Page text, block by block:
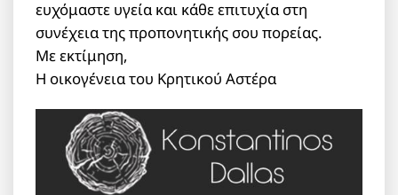
ευχόμαστε υγεία και κάθε επιτυχία στη
συνέχεια της προπονητικής σου πορείας.
Με εκτίμηση,
Η οικογένεια του Κρητικού Αστέρα